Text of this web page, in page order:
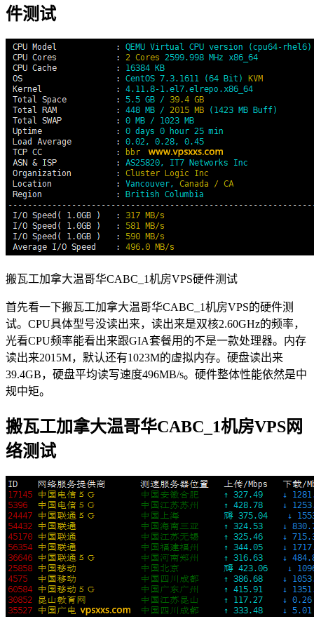
件测试
搬瓦工加拿大温哥华CABC_1机房VPS硬件测试
首先看一下搬瓦工加拿大温哥华CABC_1机房VPS的硬件测
试。CPU具体型号没读出来，读出来是双核2.60GHz的频率，
光看CPU频率能看出来跟GIA套餐用的不是一款处理器。内存
读出来2015M，默认还有1023M的虚拟内存。硬盘读出来
39.4GB，硬盘平均读写速度496MB/s。硬件整体性能依然是中
规中矩。
搬瓦工加拿大温哥华CABC_1机房VPS网
络测试